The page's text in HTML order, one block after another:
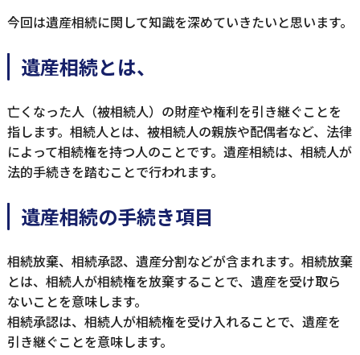
今回は遺産相続に関して知識を深めていきたいと思います。
遺産相続とは、
亡くなった人（被相続人）の財産や権利を引き継ぐことを
指します。相続人とは、被相続人の親族や配偶者など、法律
によって相続権を持つ人のことです。遺産相続は、相続人が
法的手続きを踏むことで行われます。
遺産相続の手続き項目
相続放棄、相続承認、遺産分割などが含まれます。相続放棄
とは、相続人が相続権を放棄することで、遺産を受け取ら
ないことを意味します。
相続承認は、相続人が相続権を受け入れることで、遺産を
引き継ぐことを意味します。